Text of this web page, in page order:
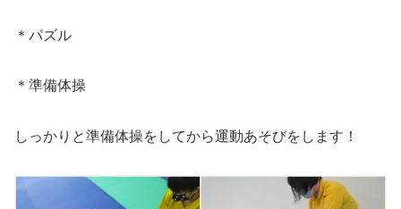
＊パズル
＊準備体操
しっかりと準備体操をしてから運動あそびをします！